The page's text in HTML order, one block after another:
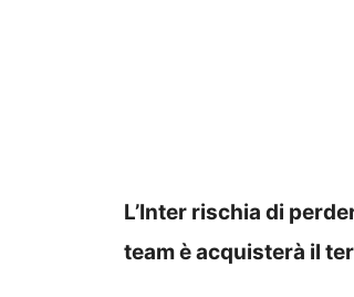
L’Inter rischia di
team è acquisterà il